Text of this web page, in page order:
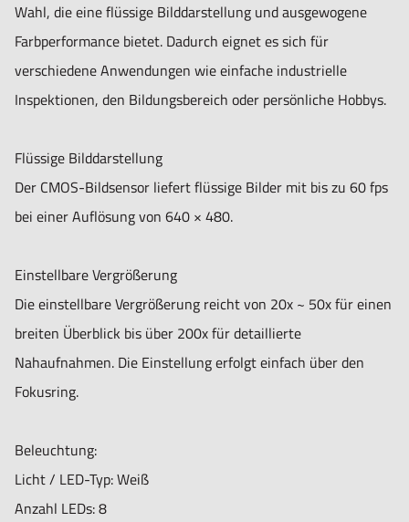
Optik
Vergrößerung: 20x ~ 50x, 200x
Makro-Zoom: Nein
Linsentyp: Glas mit Antireflexbeschichtung
Sensor
Auflösung: VGA (640×480)
Maximale Bildrate: 60 fps
Kompatibilität
Schnittstelle: USB 2.0
höher
Software: DinoCapture 2.0 (Windows), DinoXcope (MacOS)
Unterstützte Bildformate (Windows): BMP, GIF, PNG, JPG,
Wahl, die eine flüssige Bilddarstellung und ausgewogene
Farbperformance bietet. Dadurch eignet es sich für
verschiedene Anwendungen wie einfache industrielle
Inspektionen, den Bildungsbereich oder persönliche Hobbys.
Flüssige Bilddarstellung
Der CMOS-Bildsensor liefert flüssige Bilder mit bis zu 60 fps
bei einer Auflösung von 640 × 480.
Einstellbare Vergrößerung
Die einstellbare Vergrößerung reicht von 20x ~ 50x für einen
breiten Überblick bis über 200x für detaillierte
Nahaufnahmen. Die Einstellung erfolgt einfach über den
Fokusring.
Beleuchtung:
Licht / LED-Typ: Weiß
Anzahl LEDs: 8